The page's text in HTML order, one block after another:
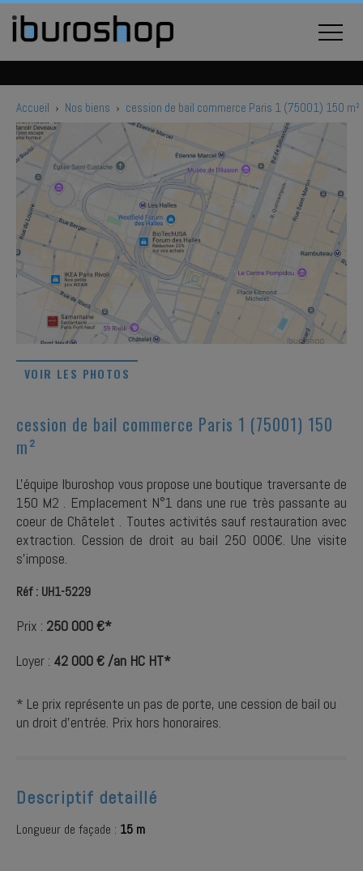
Accueil › Nos biens › cession de bail commerce Paris 1 (75001) 150 m²
VOIR LES PHOTOS
cession de bail commerce Paris 1 (75001) 150
m²
L'équipe Iburoshop vous propose une boutique traversante de
150 M2 . Emplacement N°1 dans une rue très passante au
coeur de Châtelet . Toutes activités sauf restauration avec
extraction. Cession de droit au bail 250 000€. Une visite
s'impose.
Réf : UH1-5229
Prix : 250 000 €*
Loyer : 42 000 € /an HC HT*
* Le prix représente un pas de porte, une cession de bail ou
un droit d'entrée. Prix hors honoraires.
Descriptif detaillé
Longueur de façade : 15 m